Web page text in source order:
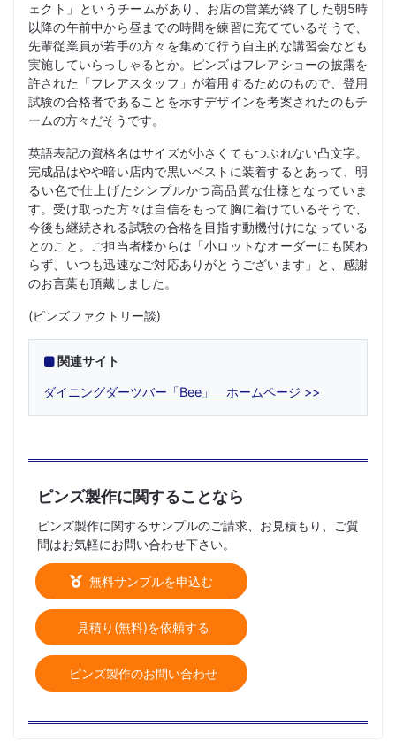
ェクト」というチームがあり、お店の営業が終了した朝5時
以降の午前中から昼までの時間を練習に充てているそうで、
先輩従業員が若手の方々を集めて行う自主的な講習会なども
実施していらっしゃるとか。ピンズはフレアショーの披露を
許された「フレアスタッフ」が着用するためのもので、登用
試験の合格者であることを示すデザインを考案されたのもチ
ームの方々だそうです。
英語表記の資格名はサイズが小さくてもつぶれない凸文字。
完成品はやや暗い店内で黒いベストに装着するとあって、明
るい色で仕上げたシンプルかつ高品質な仕様となっていま
す。受け取った方々は自信をもって胸に着けているそうで、
今後も継続される試験の合格を目指す動機付けになっている
とのこと。ご担当者様からは「小ロットなオーダーにも関わ
らず、いつも迅速なご対応ありがとうございます」と、感謝
のお言葉も頂戴しました。
(ピンズファクトリー談)
関連サイト
ダイニングダーツバー「Bee」 ホームページ
ピンズ製作に関することなら
ピンズ製作に関するサンプルのご請求、お見積もり、ご質
問はお気軽にお問い合わせ下さい。
無料サンプルを申込む
見積り(無料)を依頼する
ピンズ製作のお問い合わせ